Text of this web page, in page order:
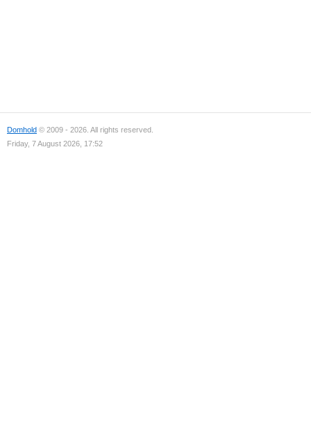
Domhold © 2009 - 2026. All rights reserved.
Friday, 7 August 2026, 17:52